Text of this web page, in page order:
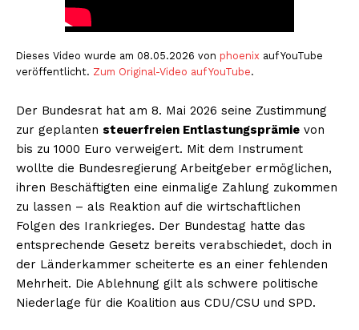
Dieses Video wurde am 08.05.2026 von phoenix auf YouTube
veröffentlicht. Zum Original-Video auf YouTube.
Der Bundesrat hat am 8. Mai 2026 seine Zustimmung
zur geplanten steuerfreien Entlastungsprämie von
bis zu 1000 Euro verweigert. Mit dem Instrument
wollte die Bundesregierung Arbeitgeber ermöglichen,
ihren Beschäftigten eine einmalige Zahlung zukommen
zu lassen – als Reaktion auf die wirtschaftlichen
Folgen des Irankrieges. Der Bundestag hatte das
entsprechende Gesetz bereits verabschiedet, doch in
der Länderkammer scheiterte es an einer fehlenden
Mehrheit. Die Ablehnung gilt als schwere politische
Niederlage für die Koalition aus CDU/CSU und SPD.